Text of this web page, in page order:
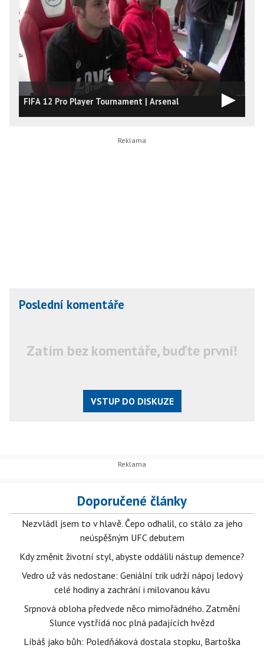
FIFA 12 Pro Player Tournament | Arsenal
Poslední komentáře
Zatím bez komentáře, buďte první!
VSTUP DO DISKUZE
Doporučené články
Nezvládl jsem to v hlavě. Čepo odhalil, co stálo za jeho
neúspěšným UFC debutem
Kdy změnit životní styl, abyste oddálili nástup demence?
Vedro už vás nedostane: Geniální trik udrží nápoj ledový
celé hodiny a zachrání i milovanou kávu
Srpnová obloha předvede něco mimořádného. Zatmění
Slunce vystřídá noc plná padajících hvězd
Líbáš jako bůh: Poledňáková dostala stopku, Bartoška